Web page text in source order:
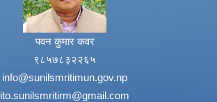
पवन कुमार कवर
९८५७८३२२६५
info@sunilsmritimun.gov.np
ito.sunilsmritirm@gmail.com